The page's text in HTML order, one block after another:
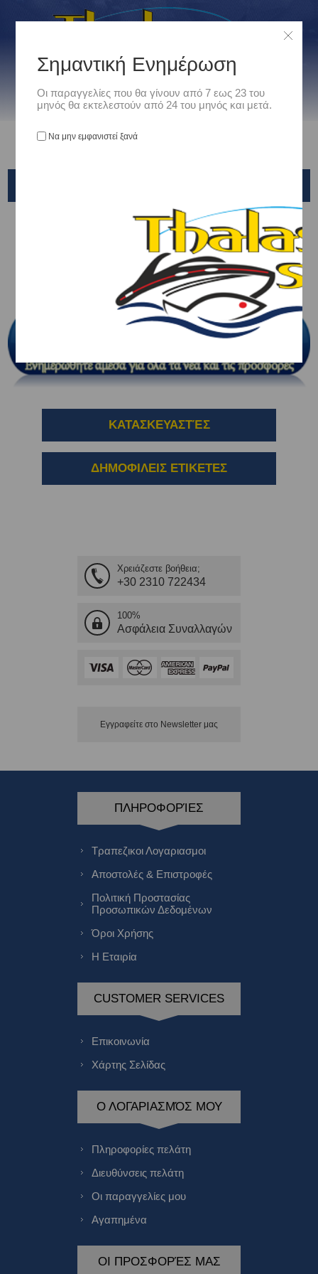
Είδη Camping - Outdoors / Κηπος - Σπιτι - Αυτοκινητο
ΚΑΤΗΓΟΡΊΕΣ
ΚΑΤΑΣΚΕΥΑΣΤΈΣ
ΔΗΜΟΦΙΛΕΙΣ ΕΤΙΚΕΤΕΣ
Χρειάζεστε βοήθεια;
+30 2310 722434
100%
Ασφάλεια Συναλλαγών
Εγγραφείτε στο Νewsletter μας
ΠΛΗΡΟΦΟΡΊΕΣ
Τραπεζικοι Λογαριασμοι
Αποστολές & Επιστροφές
Πολιτική Προστασίας
Προσωπικών Δεδομένων
Όροι Χρήσης
Η Εταιρία
CUSTOMER SERVICES
Επικοινωνία
Χάρτης Σελίδας
Ο ΛΟΓΑΡΙΑΣΜΌΣ ΜΟΥ
Πληροφορίες πελάτη
Διευθύνσεις πελάτη
Οι παραγγελίες μου
Αγαπημένα
ΟΙ ΠΡΟΣΦΟΡΈΣ ΜΑΣ
Σημαντική Ενημέρωση
Οι παραγγελίες που θα γίνουν από 7 εως 23 του
μηνός θα εκτελεστούν από 24 του μηνός και μετά.
Να μην εμφανιστεί ξανά